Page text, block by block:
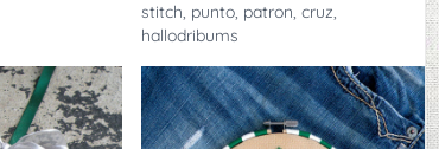
stitch, punto, patron,cruz,
hallodribums